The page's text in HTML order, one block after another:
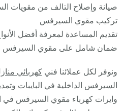
صيانة وإصلاح التالف من مقويات
تركيب مقوي السيرفس
تقديم المساعدة لمعرفة أفضل
ضمان شامل على مقوي السيرفس
ونوفر لكل عملائنا فنيكهربائي
السيرفس الداخلية في البايبات
وايرات كهرباء مقوي السيرفس في